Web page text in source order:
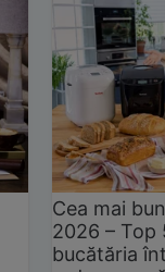
Cea mai
2026 –
bucătăria